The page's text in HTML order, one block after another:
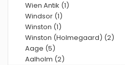
Wien Antik (1)
Windsor (1)
Winston (1)
Winston (Holmegaard) (2)
Aage (5)
Aalholm (2)